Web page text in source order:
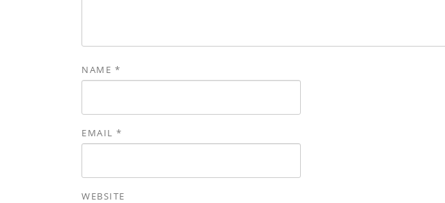
NAME *
EMAIL *
WEBSITE